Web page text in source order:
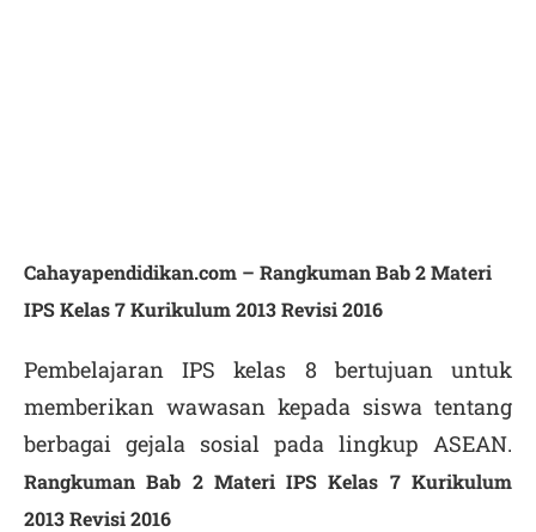
Cahayapendidikan.com – Rangkuman Bab 2 Materi
IPS Kelas 7 Kurikulum 2013 Revisi 2016
Pembelajaran IPS kelas 8 bertujuan untuk
memberikan wawasan kepada siswa tentang
berbagai gejala sosial pada lingkup ASEAN.
Rangkuman Bab 2 Materi IPS Kelas 7 Kurikulum
2013 Revisi 2016